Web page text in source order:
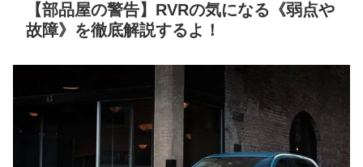
【部品屋の警告】RVRの気になる《弱点や
故障》を徹底解説するよ！